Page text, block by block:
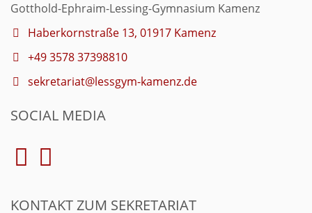
Gotthold-Ephraim-Lessing-Gymnasium Kamenz
Haberkornstraße 13, 01917 Kamenz
+49 3578 37398810
sekretariat@lessgym-kamenz.de
SOCIAL MEDIA
KONTAKT ZUM SEKRETARIAT